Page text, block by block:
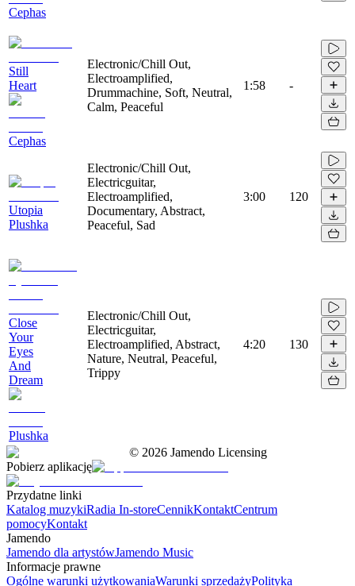
Cephas
Still
Heart
Cephas
Electronic/Chill Out,
Electroamplified,
Drummachine, Soft, Neutral,
Calm, Peaceful
1:58 -
Utopia
Plushka
Electronic/Chill Out,
Electricguitar,
Electroamplified,
Documentary, Abstract,
Peaceful, Sad
3:00 120
Close
Your
Eyes
And
Dream
Plushka
Electronic/Chill Out,
Electricguitar,
Electroamplified, Abstract,
Nature, Neutral, Peaceful,
Trippy
4:20 130
© 2026 Jamendo Licensing
Pobierz aplikację
Przydatne linki
Katalog muzykiRadia In-storeCennikKontaktCentrum
pomocyKontakt
Jamendo
Jamendo dla artystówJamendo Music
Informacje prawne
Ogólne warunki użytkowaniaWarunki sprzedażyPolityka